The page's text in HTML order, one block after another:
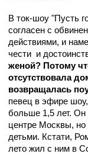
В ток-шоу "Пусть
согласен с
действиями, и
чести и
женой? Потому
отсутствовала
возвращалась
певец в эфире
больше 1,5 лет. Он
центре Москвы, но
детьми. Кстати,
лето жил с ним в